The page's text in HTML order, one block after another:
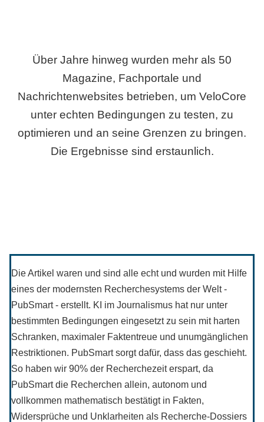
Über Jahre hinweg wurden mehr als 50
Magazine, Fachportale und
Nachrichtenwebsites betrieben, um VeloCore
unter echten Bedingungen zu testen, zu
optimieren und an seine Grenzen zu bringen.
Die Ergebnisse sind erstaunlich.
Die Artikel waren und sind alle echt und wurden mit Hilfe
eines der modernsten Recherchesystems der Welt -
PubSmart - erstellt. KI im Journalismus hat nur unter
bestimmten Bedingungen eingesetzt zu sein mit harten
Schranken, maximaler Faktentreue und unumgänglichen
Restriktionen. PubSmart sorgt dafür, dass das geschieht.
So haben wir 90% der Recherchezeit erspart, da
PubSmart die Recherchen allein, autonom und
vollkommen mathematisch bestätigt in Fakten,
Widersprüche und Unklarheiten als Recherche-Dossiers